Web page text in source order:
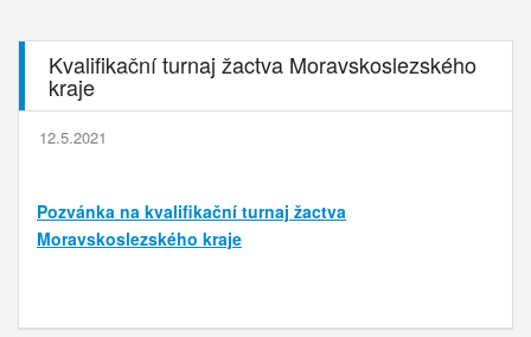
Kvalifikační turnaj žactva Moravskoslezského
kraje
12.5.2021
Pozvánka na kvalifikační turnaj žactva
Moravskoslezského kraje